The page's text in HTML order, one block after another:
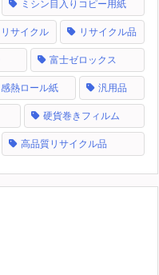
ミシン目入りコピー用紙
リサイクル リサイクル品
富士ゼロックス
感熱ロール紙 汎用品
硬貨巻きフィルム
高品質リサイクル品